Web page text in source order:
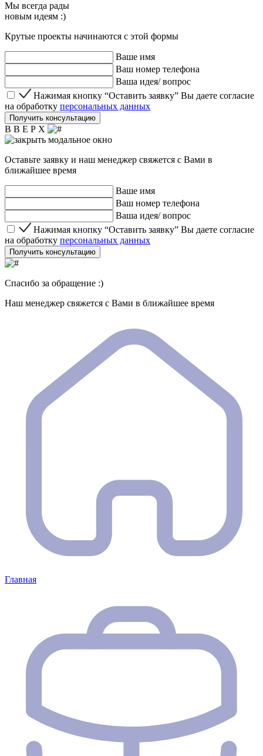
Мы всегда рады
новым идеям :)
Крутые проекты начинаются с этой формы
Ваше имя
Ваш номер телефона
Ваша идея/ вопрос
Нажимая кнопку “Оставить заявку” Вы даете согласие
Нажимая кнопку “Оставить заявку” Вы даете согласие
на обработку персональных данных
Получить консультацию
В В Е Р Х
Оставьте заявку и наш менеджер свяжется с Вами в
ближайшее время
Ваше имя
Ваш номер телефона
Ваша идея/ вопрос
Нажимая кнопку “Оставить заявку” Вы даете согласие
Нажимая кнопку “Оставить заявку” Вы даете согласие
на обработку персональных данных
Получить консультацию
Спасибо за обращение :)
Наш менеджер свяжется с Вами в ближайшее время
Главная